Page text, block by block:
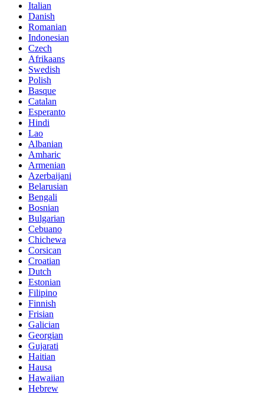
Italian
Danish
Romanian
Indonesian
Czech
Afrikaans
Swedish
Polish
Basque
Catalan
Esperanto
Hindi
Lao
Albanian
Amharic
Armenian
Azerbaijani
Belarusian
Bengali
Bosnian
Bulgarian
Cebuano
Chichewa
Corsican
Croatian
Dutch
Estonian
Filipino
Finnish
Frisian
Galician
Georgian
Gujarati
Haitian
Hausa
Hawaiian
Hebrew